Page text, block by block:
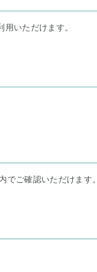
いただけます。
内でご確認いただけます。